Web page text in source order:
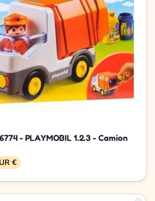
- PLAYMOBIL 1.2.3 - Camion
€